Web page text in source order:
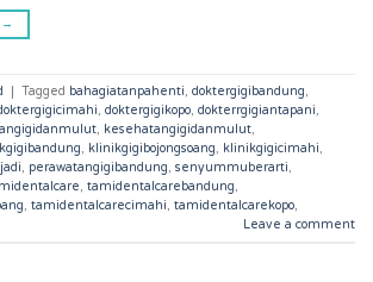
→
| Tagged bahagiatanpahenti, doktergigibandung,
, doktergigikopo, dokterrgigiantapani,
, kesehatangigidanmulut,
, klinikgigibojongsoang, klinikgigicimahi,
, perawatangigibandung, senyummuberarti,
, tamidentalcarebandung,
, tamidentalcarecimahi, tamidentalcarekopo,
Leave a comment